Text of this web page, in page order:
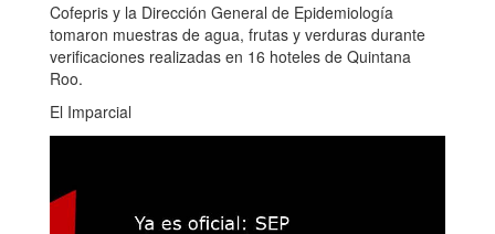
Cofepris y la Dirección General de Epidemiología
tomaron muestras de agua, frutas y verduras durante
verificaciones realizadas en 16 hoteles de Quintana
Roo.
El Imparcial